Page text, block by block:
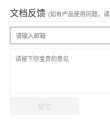
文档反馈 (如有产品使用问题，请
提交